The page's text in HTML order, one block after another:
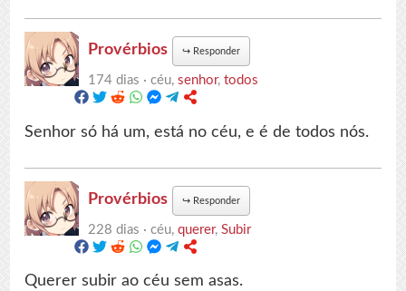
Provérbios ↪ Responder
174 dias ·céu,senhor,todos
Senhor só há um, está no céu, e é de todos nós.
Provérbios ↪ Responder
228 dias ·céu,querer,Subir
Querer subir ao céu sem asas.